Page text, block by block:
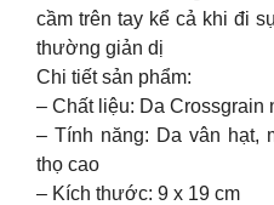
cầm trên tay kể cả khi đi
thường giản dị
Chi tiết sản phẩm:
– Chất liệu: Da Crossgrain
– Tính năng: Da vân hạt,
thọ cao
– Kích thước: 9 x 19 cm